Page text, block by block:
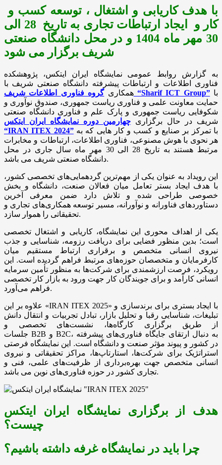
کار و ایجاد ارتباطات تجاری به تاریخ 28 الی
30 مهر ماه 1404 و در محل دانشگاه صنعتی
شریف برگزار می شود
به گزارش روابط عمومی نمایشگاه ایران ایتکس، پژوهشکده
فناوری اطلاعات و ارتباطات پیشرفته دانشگاه صنعتی شریف با
همکاریگروه فناوری اطلاعات شریف “Sharif ICT Group”با
حمایت معاونت علمی و فناوری ریاست جمهوری، صندوق نوآوری و
شکوفایی ریاست جمهوری و پارک علم و فناوری دانشگاه صنعتی
شریف در حال برگزاری چهارمین دوره نمایشگاه ایران ایتکس
“IRAN ITEX 2024”با تمرکز بر صنایع و کسب و کار هایی که به
هر نحوی با هوش مصنوعی، فناوری اطلاعات، ارتباطات و مخابرات
مرتبط هستند به تاریخ 28 الی 30 مهر ماه سال جاری در محل
دانشگاه صنعتی شریف می باشد.
این رویداد به عنوان یکی از مهم‌ترین گردهمایی‌های تخصصی کشور،
با هدف ایجاد بستر تعامل میان فعالان صنعت، دانشگاه و بخش
خصوصی طراحی شده و تلاش دارد ضمن معرفی آخرین
دستاوردهای فناورانه و نوآورانه، مسیر توسعه همکاری‌های تجاری و
تحقیقاتی را هموار سازد.
یکی از اهداف محوری این نمایشگاه، کاریابی و اشتغال تخصصی
است؛ بدین منظور فضایی برای دریافت رزومه، شناسایی و جذب
نیروی انسانی متخصص و برقراری ارتباط مستقیم میان
کارفرمایان و متخصصان حوزه‌های مرتبط فراهم گردیده است. این
رویکرد، فرصت ارزشمندی برای شرکت‌ها به منظور تأمین سرمایه
انسانی کارآمد و برای جویندگان کار جهت ورود به بازار کار تخصصی
فراهم می‌آورد.
علاوه بر این «IRAN ITEX 2025» با ایجاد بستری برای برندسازی و
تبلیغات، شناسایی رقبا و تحلیل بازار، تبادل تجربیات و انتقال دانش
از طریق برگزاری کارگاه‌ها، نشست‌های تخصصی و
جلسات B2B و B2C، به دنبال ارتقای جایگاه فناوری‌های پیشرفته
در کشور و پیوند مؤثر صنعت و دانشگاه است. این نمایشگاه فرصتی
استراتژیک برای شرکت‌ها، استارتاپ‌ها، مراکز تحقیقاتی و نیروی
انسانی متخصص جهت بهره‌برداری از ظرفیت‌های علمی، فنی و
تجاری کشور در حوزه فناوری‌های نوین می باشد.
هدف از برگزاری نمایشگاه ایران ایتکس
چیست؟
چرا باید در نمایشگاه غرفه داشته باشیم؟